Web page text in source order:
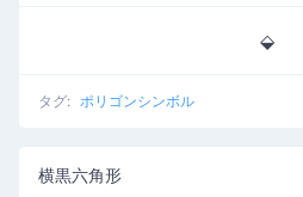
⬙
タグ: ポリゴンシンボル
横黒六角形